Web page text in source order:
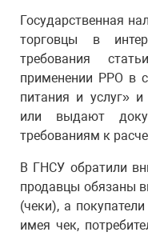
Государственная
торговцы в
требования
применении РРО в
питания и услуг»
или выдают
требованиям к
В ГНСУ обратили
продавцы обязаны
(чеки), а
имея чек,